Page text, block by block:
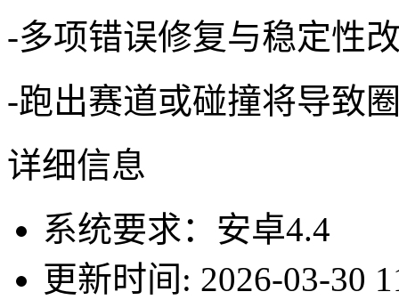
-多项错误修复与稳定性
-跑出赛道或碰撞将导致
详细信息
系统要求：安卓4.4
更新时间: 2026-03-30